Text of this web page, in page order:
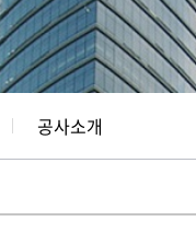
공사소개